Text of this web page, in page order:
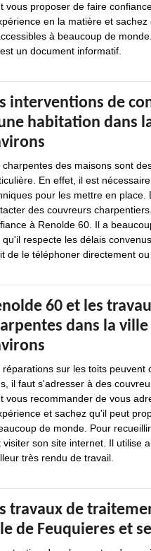
vous proposer de faire
en la matière et
à beaucoup de
un document informatif.
interventions de
habitation dans
charpentes des maisons sont
En effet, il est
pour les mettre en place.
des couvreurs
à Renolde 60. Il a
qu'il respecte les délais
de le téléphoner directement
60 et les
dans la
réparations sur les toits
il faut s'adresser à des
vous recommander de vous
et sachez qu'il peut
de monde. Pour
visiter son site internet. Il utilise
très rendu de travail.
travaux de
de Feuquieres et